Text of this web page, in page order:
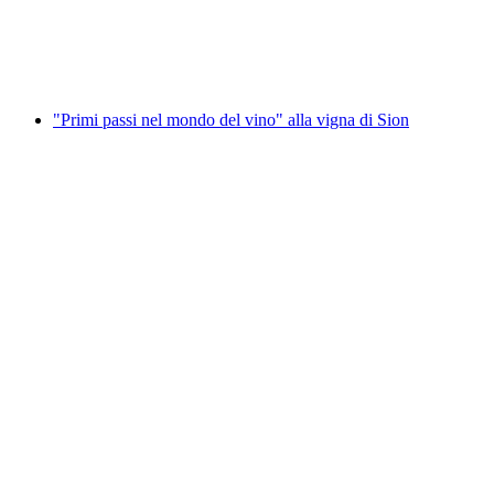
"Primi passi nel mondo del vino" alla vigna di Sion